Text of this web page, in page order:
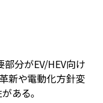
部分がEV/HEV向け
新や電動化方針変
ある。